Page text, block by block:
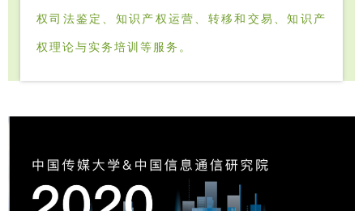
权司法鉴定、知识产权运营、转移和交易、知识产
权理论与实务培训等服务。